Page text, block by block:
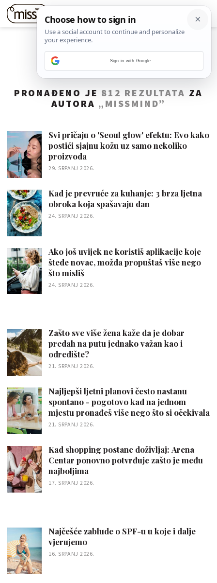
PRONAĐENO JE 812 REZULTATA ZA
AUTORA „MISSMIND”
Svi pričaju o 'Seoul glow' efektu: Evo kako
postići sjajnu kožu uz samo nekoliko
proizvoda
29. SRPANJ 2026.
Kad je prevruće za kuhanje: 3 brza ljetna
obroka koja spašavaju dan
24. SRPANJ 2026.
Ako još uvijek ne koristiš aplikacije koje
štede novac, možda propuštaš više nego
što misliš
24. SRPANJ 2026.
Zašto sve više žena kaže da je dobar
predah na putu jednako važan kao i
odredište?
21. SRPANJ 2026.
Najljepši ljetni planovi često nastanu
spontano - pogotovo kad na jednom
mjestu pronađeš više nego što si očekivala
21. SRPANJ 2026.
Kad shopping postane doživljaj: Arena
Centar ponovno potvrđuje zašto je među
najboljima
17. SRPANJ 2026.
Najčešće zablude o SPF-u u koje i dalje
vjerujemo
16. SRPANJ 2026.
Sign in with Google